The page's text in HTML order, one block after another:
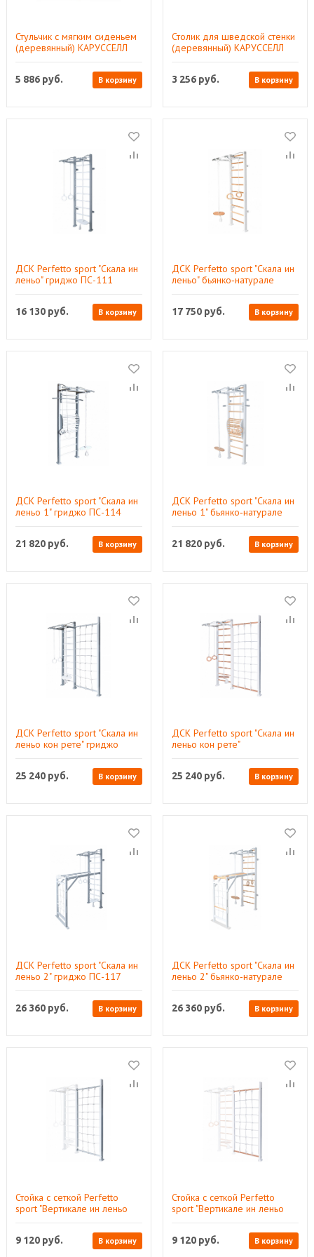
Стульчик с мягким сиденьем
(деревянный) КАРУСCЕЛЛ
5 886 руб. В корзину
Столик для шведской стенки
(деревянный) КАРУССЕЛЛ
3 256 руб. В корзину
ДСК Perfetto sport "Скала ин
леньо" гриджо ПС-111
16 130 руб. В корзину
ДСК Perfetto sport "Скала ин
леньо" бьянко‑натурале
17 750 руб. В корзину
ДСК Perfetto sport "Скала ин
леньо 1" гриджо ПС-114
21 820 руб. В корзину
ДСК Perfetto sport "Скала ин
леньо 1" бьянко‑натурале
21 820 руб. В корзину
ДСК Perfetto sport "Скала ин
леньо кон рете" гриджо
25 240 руб. В корзину
ДСК Perfetto sport "Скала ин
леньо кон рете"
25 240 руб. В корзину
ДСК Perfetto sport "Скала ин
леньо 2" гриджо ПС-117
26 360 руб. В корзину
ДСК Perfetto sport "Скала ин
леньо 2" бьянко‑натурале
26 360 руб. В корзину
Стойка с сеткой Perfetto
sport "Вертикале ин леньо
9 120 руб. В корзину
Стойка с сеткой Perfetto
sport "Вертикале ин леньо
9 120 руб. В корзину